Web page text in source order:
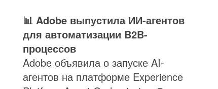
📊 Adobe выпустила ИИ-агентов
для автоматизации B2B-
процессов
Adobe объявила о запуске AI-
агентов на платформе Experience